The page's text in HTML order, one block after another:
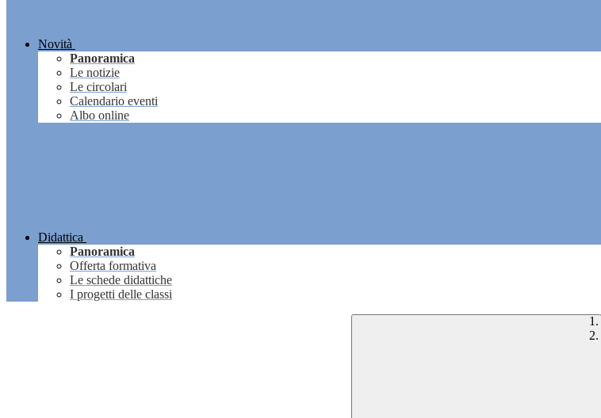
Novità
Panoramica
Le notizie
Le circolari
Calendario eventi
Albo online
Didattica
Panoramica
Offerta formativa
Le schede didattiche
I progetti delle classi